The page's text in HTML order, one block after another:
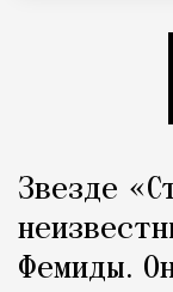
Звезде
Фемиды.